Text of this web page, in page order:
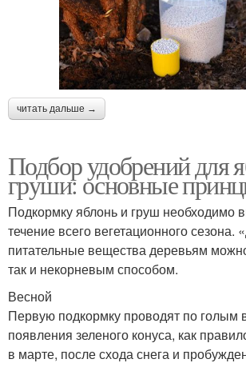
читать дальше →
Подбор удобрений для
груши: основные
Подкормку яблонь и груш необходимо
течение всего вегетационного сезона.
питательные вещества деревьям
так и некорневым способом.
Весной
Первую подкормку проводят по голым
появления зеленого конуса, как
в марте, после схода снега и